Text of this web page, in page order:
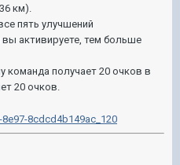
км).
пять улучшений
активируете, тем больше
команда получает 20 очков в
20 очков.